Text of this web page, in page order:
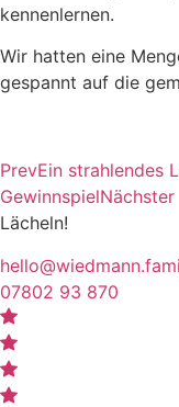
kennenlernen.
Wir hatten eine
gespannt auf die
PrevEin strahlendes
GewinnspielNächster
Lächeln!
07802 93 870